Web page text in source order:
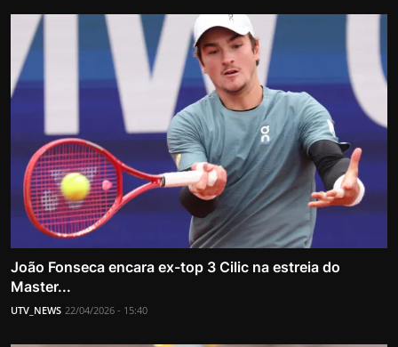
João Fonseca encara ex-top 3 Cilic na estreia do
Master...
UTV_NEWS 22/04/2026 - 15:40